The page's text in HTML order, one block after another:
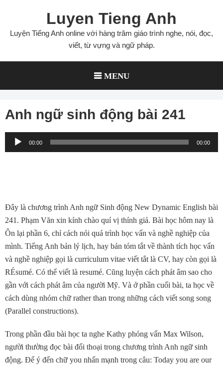
content
Luyen Tieng Anh
Luyện Tiếng Anh online với hàng trăm giáo trình nghe, nói, đọc,
viết, từ vựng và ngữ pháp.
MENU
Anh ngữ sinh động bài 241
Audio
Player
00:00 00:00
Ðây là chương trình Anh ngữ Sinh động New Dynamic English bài
241. Phạm Văn xin kính chào quí vị thính giả. Bài học hôm nay là
Ôn lại phần 6, chỉ cách nói quá trình học vấn và nghề nghiệp của
mình. Tiếng Anh bản lý lịch, hay bản tóm tắt về thành tích học vấn
và nghề nghiệp gọi là curriculum vitae viết tắt là CV, hay còn gọi là
RÉsumé. Có thể viết là resumé. Cũng luyện cách phát âm sao cho
gần với cách phát âm của người Mỹ. Và ở phần cuối bài, ta học về
cách dùng nhóm chữ rather than trong những cách viết song song
(Parallel constructions).
Trong phần đầu bài học ta nghe Kathy phỏng vấn Max Wilson,
người thường đọc bài đối thoại trong chương trình Anh ngữ sinh
động. Ðể ý đến chữ you nhấn mạnh trong câu: Today you are our